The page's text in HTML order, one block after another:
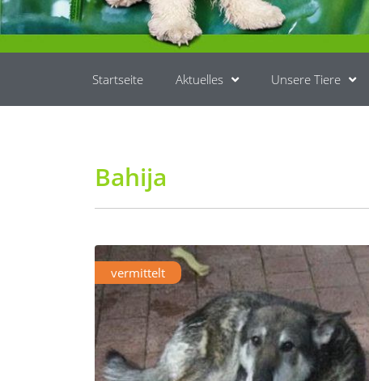
Startseite Aktuelles Unsere Tiere
Bahija
vermittelt